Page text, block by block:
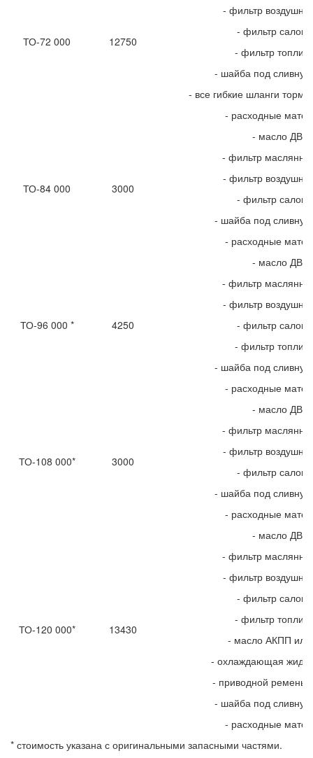
ТО-72 000 12750
- фильтр
- фильтр
- фильтр
- шайба под
- все гибкие шланги
- расходные
ТО-84 000 3000
- масло ДВС
- фильтр
- фильтр
- фильтр
- шайба под
- расходные
ТО-96 000 * 4250
- масло ДВС
- фильтр
- фильтр
- фильтр
- фильтр
- шайба под
- расходные
ТО-108 000* 3000
- масло ДВС
- фильтр
- фильтр
- фильтр
- шайба под
- расходные
ТО-120 000* 13430
- масло ДВС
- фильтр
- фильтр
- фильтр
- фильтр
- масло АКПП
- охлаждающая
- приводной ремень
- шайба под
- расходные
* стоимость указана с оригинальными запасными частями.